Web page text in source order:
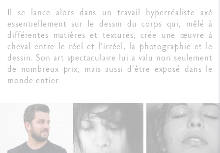
Il se lance alors dans un travail hyperréaliste axé
essentiellement sur le dessin du corps qui, mêlé à
différentes matières et textures, crée une œuvre à
cheval entre le réel et l’irréel, la photographie et le
dessin. Son art spectaculaire lui a valu non seulement
de nombreux prix, mais aussi d’être exposé dans le
monde entier.